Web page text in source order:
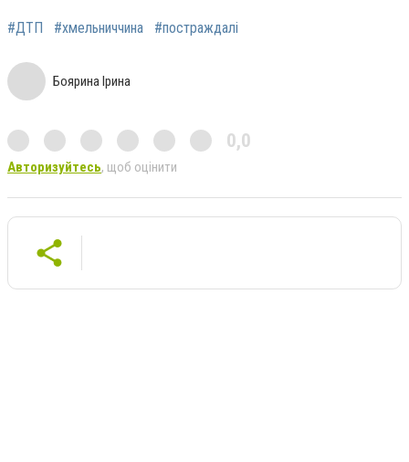
#ДТП #хмельниччина #постраждалі
Боярина Ірина
0,0
Авторизуйтесь, щоб оцінити